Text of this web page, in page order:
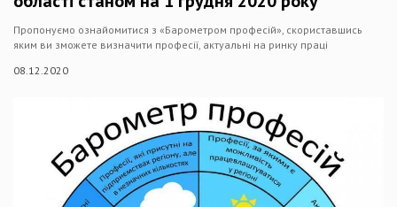
Пропонуємо ознайомитися з «Барометром професій», скориставшись
яким ви зможете визначити професії, актуальні на ринку праці
08.12.2020